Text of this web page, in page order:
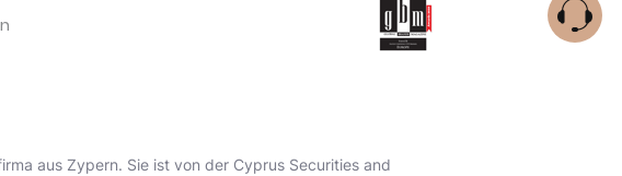
aus Zypern. Sie ist von der Cyprus Securities and